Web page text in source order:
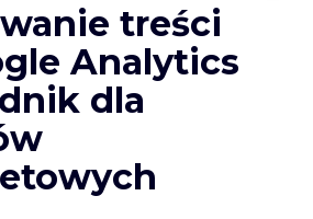
treści
Analytics
dla